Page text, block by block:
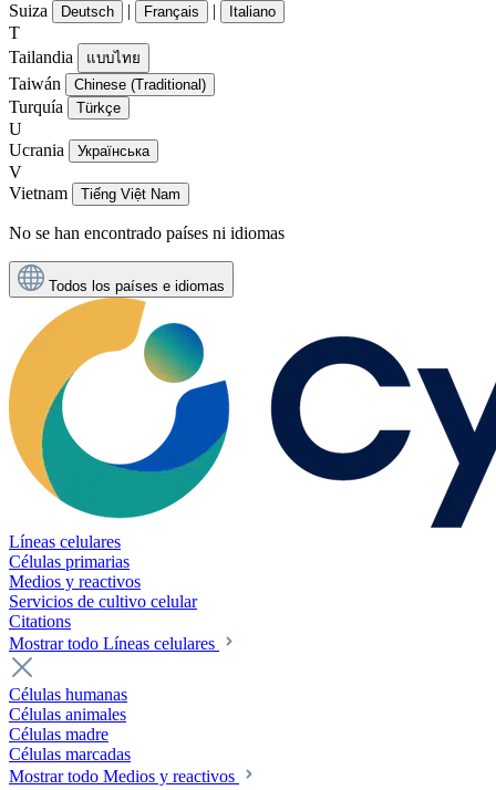
Suiza Deutsch | Français | Italiano
T
Tailandia
แบบไทย
Taiwán Chinese (Traditional)
Turquía Türkçe
U
Ucrania
Українська
V
Vietnam
Tiếng Việt Nam
No se han encontrado países ni idiomas
Todos los países e idiomas
Líneas celulares
Células primarias
Medios y reactivos
Servicios de cultivo celular
Citations
Mostrar todo Líneas celulares
Células humanas
Células animales
Células madre
Células marcadas
Mostrar todo Medios y reactivos